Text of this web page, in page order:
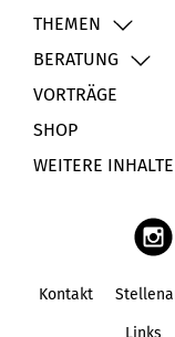
THEMEN
BERATUNG
VORTRÄGE
SHOP
WEITERE INHALTE
Kontakt